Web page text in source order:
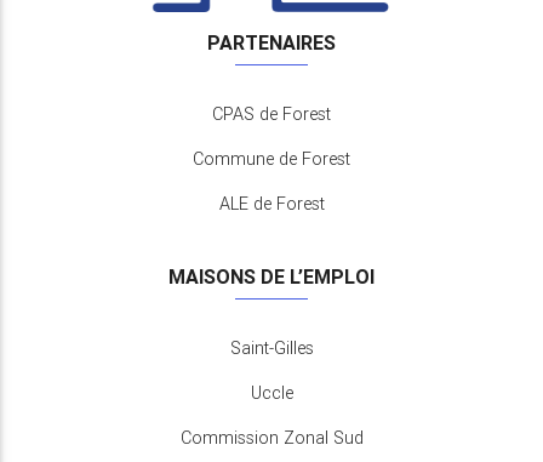
PARTENAIRES
CPAS de Forest
Commune de Forest
ALE de Forest
MAISONS DE L’EMPLOI
Saint-Gilles
Uccle
Commission Zonal Sud